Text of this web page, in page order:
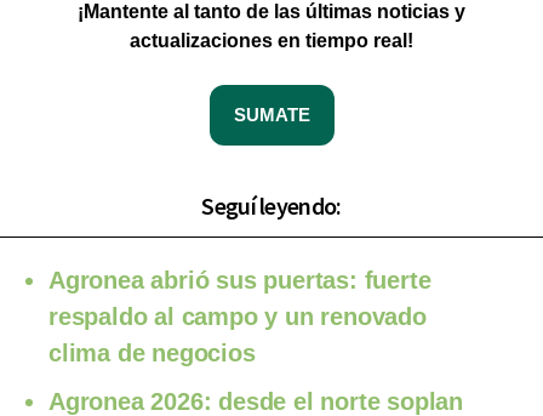
¡Mantente al tanto de las últimas noticias y
actualizaciones en tiempo real!
SUMATE
Seguí leyendo:
Agronea abrió sus puertas: fuerte
respaldo al campo y un renovado
clima de negocios
Agronea 2026: desde el norte soplan